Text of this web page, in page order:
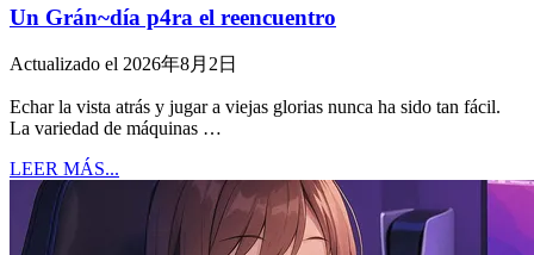
Un Grán~día p4ra el reencuentro
Actualizado el 2026年8月2日
Echar la vista atrás y jugar a viejas glorias nunca ha sido tan fácil.
La variedad de máquinas …
LEER MÁS...